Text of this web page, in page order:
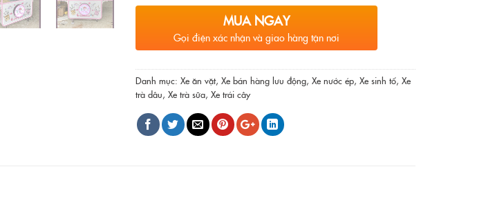
MUA NGAY
Gọi điện xác nhận và giao hàng tận nơi
Danh mục: Xe ăn vặt, Xe bán hàng lưu động, Xe nước ép, Xe sinh tố, Xe
trà dâu, Xe trà sữa, Xe trái cây